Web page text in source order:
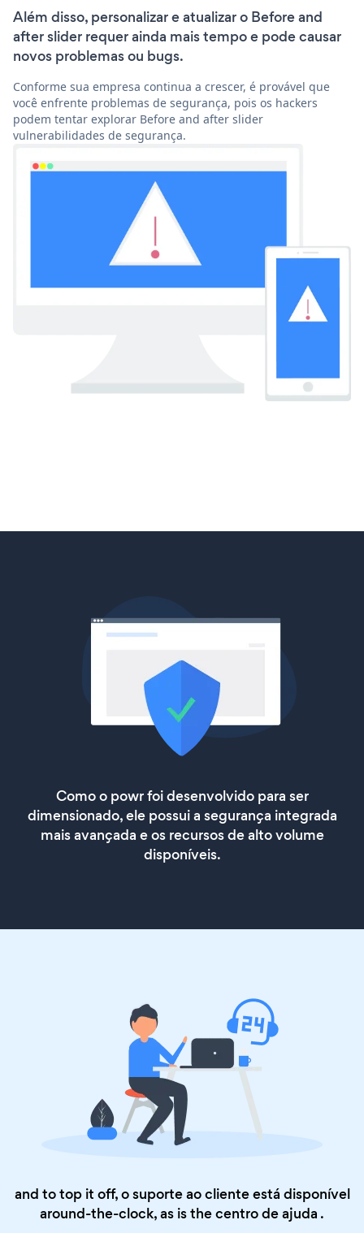
Além disso, personalizar e atualizar o Before and
after slider requer ainda mais tempo e pode causar
novos problemas ou bugs.
Conforme sua empresa continua a crescer, é provável que
você enfrente problemas de segurança, pois os hackers
podem tentar explorar Before and after slider
vulnerabilidades de segurança.
Como o powr foi desenvolvido para ser
dimensionado, ele possui a segurança integrada
mais avançada e os recursos de alto volume
disponíveis.
and to top it off, o suporte ao cliente está disponível
around-the-clock, as is thecentro de ajuda .